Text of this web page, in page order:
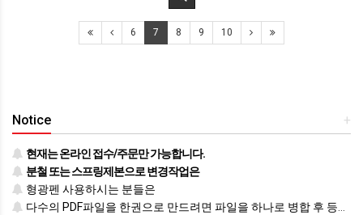
6 7 8 9 10
+
Notice
현재는 온라인 접수/주문만 가능합니다.
분철 또는 스프링제본으로 변경작업은
형광펜 사용하시는 분들은
다수의 PDF파일을 한권으로 만드려면 파일을 하나로 병합 후 등록하시기 바랍니다.